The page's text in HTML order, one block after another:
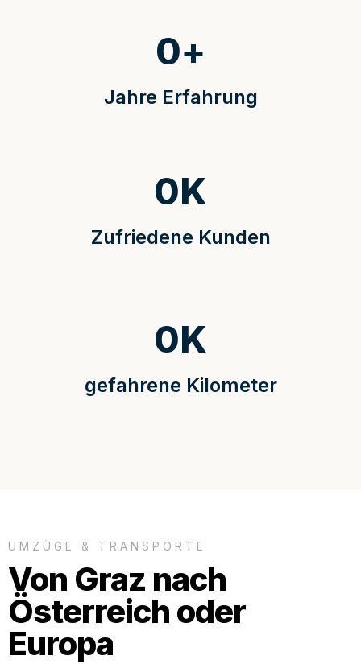
Jahre Erfahrung
0+
Zufriedene Kunden
0K
gefahrene Kilometer
0K
UMZÜGE & TRANSPORTE
Von Graz nach
Österreich oder
Europa